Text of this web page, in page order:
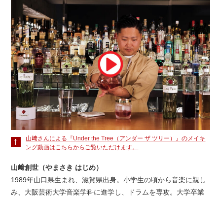
山﨑さんによる『Under the Tree（アンダー ザ ツリー）』のメイキ
ング動画はこちらからご覧いただけます。
山﨑創世（やまさき はじめ）
1989年山口県生まれ、滋賀県出身。小学生の頃から音楽に親し
み、大阪芸術大学音楽学科に進学し、ドラムを専攻。大学卒業